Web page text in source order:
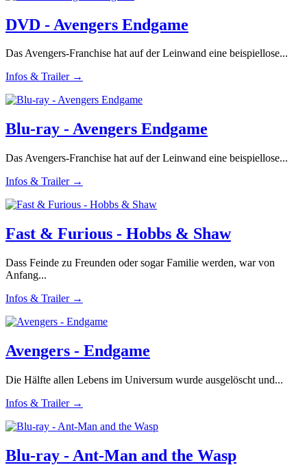
DVD - Avengers Endgame
Das Avengers-Franchise hat auf der Leinwand eine beispiellose...
Infos & Trailer →
Blu-ray - Avengers Endgame
Das Avengers-Franchise hat auf der Leinwand eine beispiellose...
Infos & Trailer →
Fast & Furious - Hobbs & Shaw
Dass Feinde zu Freunden oder sogar Familie werden, war von
Anfang...
Infos & Trailer →
Avengers - Endgame
Die Hälfte allen Lebens im Universum wurde ausgelöscht und...
Infos & Trailer →
Blu-ray - Ant-Man and the Wasp